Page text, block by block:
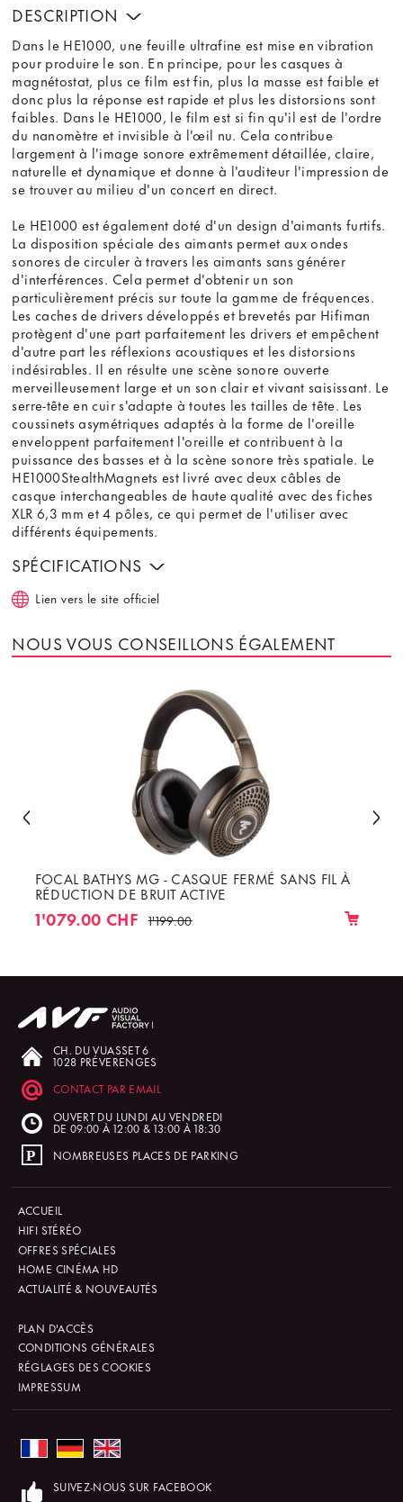
DESCRIPTION
Dans le HE1000, une feuille ultrafine est mise en vibration
pour produire le son. En principe, pour les casques à
magnétostat, plus ce film est fin, plus la masse est faible et
donc plus la réponse est rapide et plus les distorsions sont
faibles. Dans le HE1000, le film est si fin qu'il est de l'ordre
du nanomètre et invisible à l'œil nu. Cela contribue
largement à l'image sonore extrêmement détaillée, claire,
naturelle et dynamique et donne à l'auditeur l'impression de
se trouver au milieu d'un concert en direct.
Le HE1000 est également doté d'un design d'aimants furtifs.
La disposition spéciale des aimants permet aux ondes
sonores de circuler à travers les aimants sans générer
d'interférences. Cela permet d'obtenir un son
particulièrement précis sur toute la gamme de fréquences.
Les caches de drivers développés et brevetés par Hifiman
protègent d'une part parfaitement les drivers et empêchent
d'autre part les réflexions acoustiques et les distorsions
indésirables. Il en résulte une scène sonore ouverte
merveilleusement large et un son clair et vivant saisissant. Le
serre-tête en cuir s'adapte à toutes les tailles de tête. Les
coussinets asymétriques adaptés à la forme de l'oreille
enveloppent parfaitement l'oreille et contribuent à la
puissance des basses et à la scène sonore très spatiale. Le
HE1000StealthMagnets est livré avec deux câbles de
casque interchangeables de haute qualité avec des fiches
XLR 6,3 mm et 4 pôles, ce qui permet de l'utiliser avec
différents équipements.
SPÉCIFICATIONS
Lien vers le site officiel
NOUS VOUS CONSEILLONS ÉGALEMENT
FOCAL BATHYS MG - CASQUE FERMÉ SANS FIL À
RÉDUCTION DE BRUIT ACTIVE
1'079.00 CHF 1'199.00
CH. DU VUASSET 6
1028 PRÉVERENGES
CONTACT PAR EMAIL
OUVERT DU LUNDI AU VENDREDI
DE 09:00 À 12:00 & 13:00 À 18:30
NOMBREUSES PLACES DE PARKING
ACCUEIL
HIFI STÉRÉO
OFFRES SPÉCIALES
HOME CINÉMA HD
ACTUALITÉ & NOUVEAUTÉS
PLAN D'ACCÈS
CONDITIONS GÉNÉRALES
RÉGLAGES DES COOKIES
IMPRESSUM
SUIVEZ-NOUS SUR FACEBOOK